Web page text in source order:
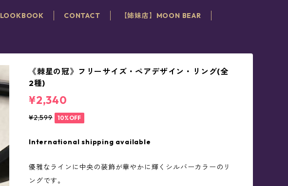
LOOKBOOK CONTACT
【姉妹店】MOON BEAR
《棘星の冠》フリーサイズ・ペアデザイン・リング(全
2種)
¥2,340
¥2,599 10%OFF
International shipping available
優雅なラインに中央の装飾が華やかに輝くシルバーカラーのリ
ングです。